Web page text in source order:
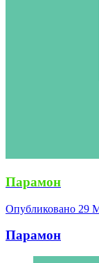
Парамон
Опубликовано 29
Парамон